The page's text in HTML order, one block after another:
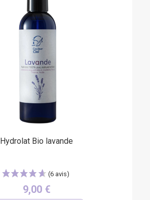
Hydrolat Bio lavande
9,00 €